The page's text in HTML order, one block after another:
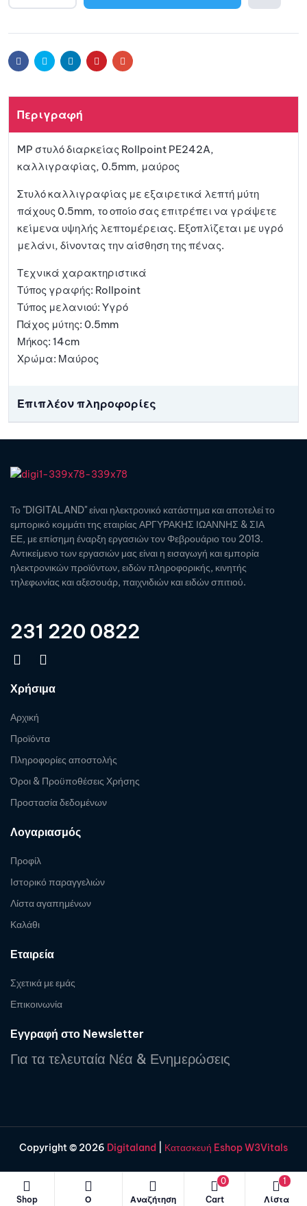
μένων
l
r
FacebookTwitterLinkedinPinterestEmail
Περιγραφή
MP στυλό διαρκείας Rollpoint PE242A,
καλλιγραφίας, 0.5mm, μαύρος
Στυλό καλλιγραφίας με εξαιρετικά λεπτή μύτη
πάχους 0.5mm, το οποίο σας επιτρέπει να γράψετε
κείμενα υψηλής λεπτομέρειας. Εξοπλίζεται με υγρό
μελάνι, δίνοντας την αίσθηση της πένας.
Τεχνικά χαρακτηριστικά
Τύπος γραφής: Rollpoint
Τύπος μελανιού: Υγρό
Πάχος μύτης: 0.5mm
Μήκος: 14cm
Χρώμα: Μαύρος
Επιπλέον πληροφορίες
Shop Ο Αναζήτηση Cart
0
Λίστα
1
Το "DIGITALAND" είναι ηλεκτρονικό κατάστημα και αποτελεί το
εμπορικό κομμάτι της εταιρίας ΑΡΓΥΡΑΚΗΣ ΙΩΑΝΝΗΣ & ΣΙΑ
ΕΕ, με επίσημη έναρξη εργασιών τον Φεβρουάριο του 2013.
Αντικείμενο των εργασιών μας είναι η εισαγωγή και εμπορία
ηλεκτρονικών προϊόντων, ειδών πληροφορικής, κινητής
τηλεφωνίας και αξεσουάρ, παιχνιδιών και ειδών σπιτιού.
231 220 0822
Χρήσιμα
Αρχική
Προϊόντα
Πληροφορίες αποστολής
Όροι & Προϋποθέσεις Χρήσης
Προστασία δεδομένων
Λογαριασμός
Προφίλ
Ιστορικό παραγγελιών
Λίστα αγαπημένων
Καλάθι
Εταιρεία
Σχετικά με εμάς
Επικοινωνία
Εγγραφή στο Newsletter
Για τα τελευταία Νέα & Ενημερώσεις
Copyright © 2026 Digitaland Κατασκευή Eshop W3Vitals